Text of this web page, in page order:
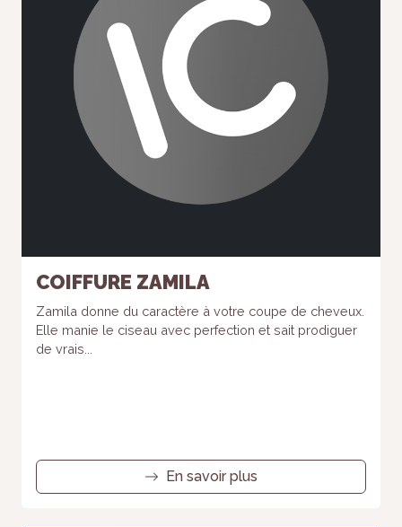
COIFFURE ZAMILA
Zamila donne du caractère à votre coupe de cheveux.
Elle manie le ciseau avec perfection et sait prodiguer
de vrais...
En savoir plus